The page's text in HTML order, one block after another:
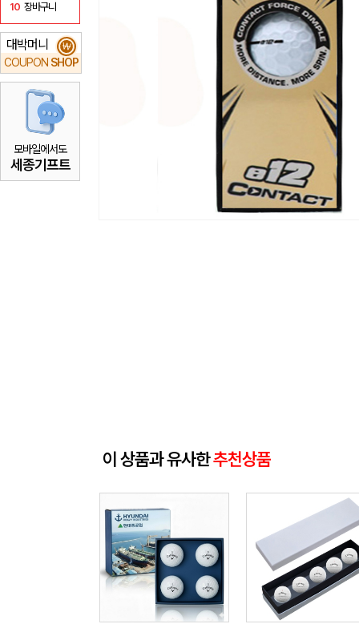
10 장바구니
대박머니
COUPON SHOP
₩
모바일에서도
세종기프트
이 상품과 유사한추천상품